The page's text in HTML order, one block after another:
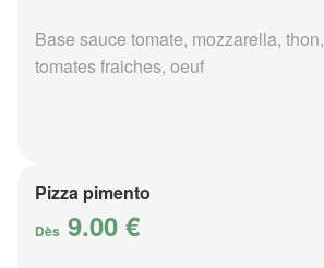
Base sauce tomate, mozzarella,
tomates fraiches, oeuf
Pizza pimento
Dès 9.00 €